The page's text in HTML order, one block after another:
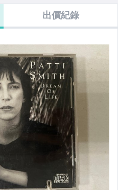
出價紀錄